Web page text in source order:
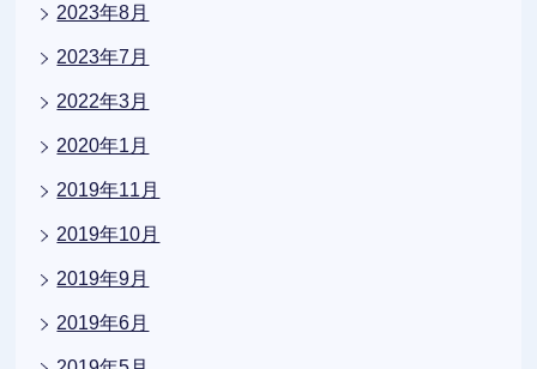
2023年8月
2023年7月
2022年3月
2020年1月
2019年11月
2019年10月
2019年9月
2019年6月